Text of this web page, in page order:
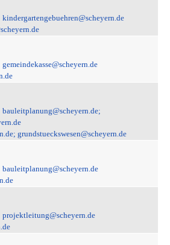
grundstueckswesen@scheyern.de